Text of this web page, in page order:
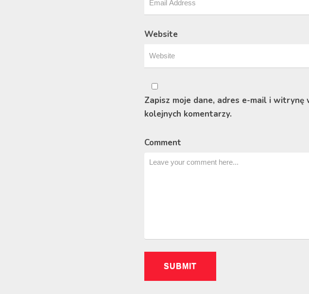
Website
Zapisz moje dane, adres e-mail i witrynę
kolejnych komentarzy.
Comment